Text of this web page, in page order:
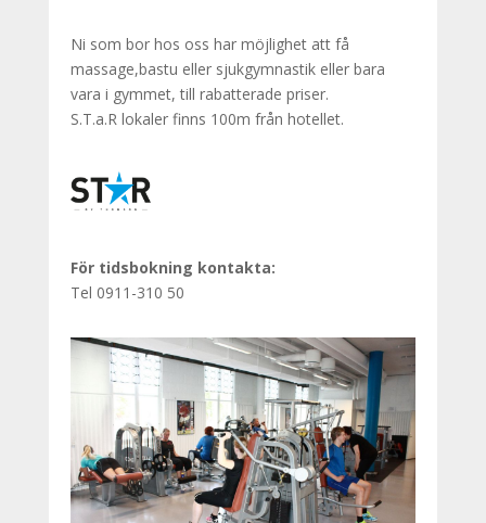
Ni som bor hos oss har möjlighet att få
massage,bastu eller sjukgymnastik eller bara
vara i gymmet, till rabatterade priser.
S.T.a.R lokaler finns 100m från hotellet.
För tidsbokning kontakta:
Tel 0911-310 50